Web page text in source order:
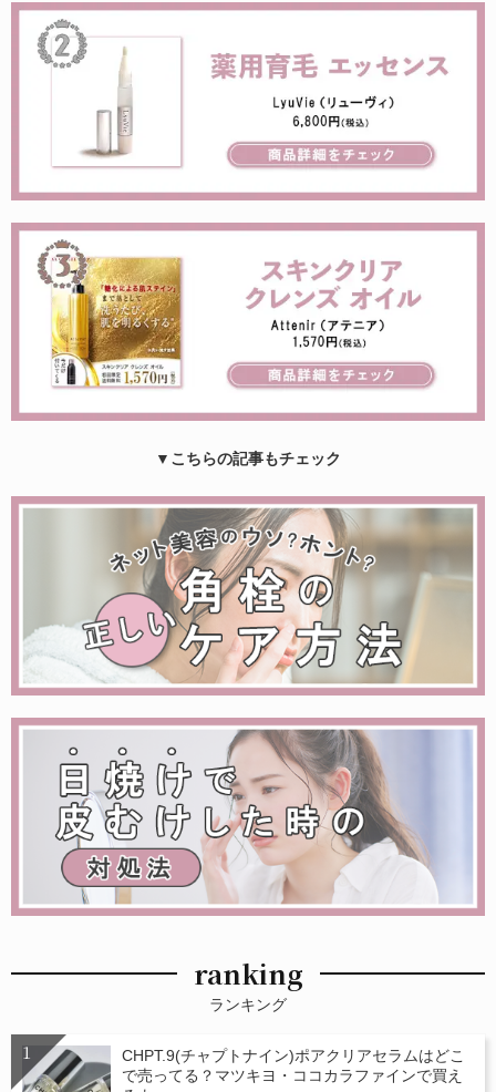
▼こちらの記事もチェック
ranking
ランキング
CHPT.9(チャプトナイン)ポアクリアセラムはどこ
で売ってる？マツキヨ・ココカラファインで買え